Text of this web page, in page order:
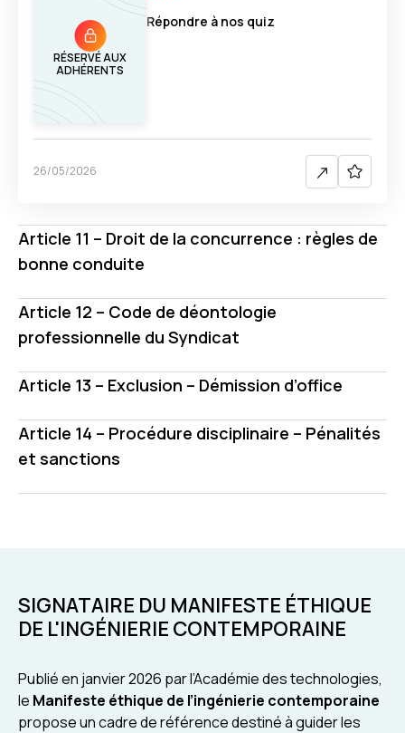
RÉSERVÉ AUX
ADHÉRENTS
Répondre à nos quiz
26/05/2026
Article 11 – Droit de la concurrence : règles de
bonne conduite
Article 12 – Code de déontologie
professionnelle du Syndicat
Article 13 – Exclusion – Démission d’office
Article 14 – Procédure disciplinaire – Pénalités
et sanctions
SIGNATAIRE DU MANIFESTE ÉTHIQUE
DE L'INGÉNIERIE CONTEMPORAINE
Publié en janvier 2026 par l’Académie des technologies,
le Manifeste éthique de l’ingénierie contemporaine
propose un cadre de référence destiné à guider les